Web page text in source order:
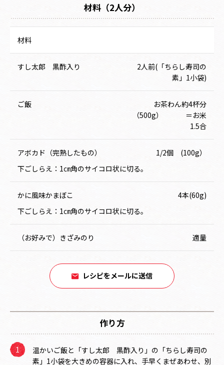
材料（2人分）
材料
すし太郎 黒酢入り
2人前(「ちらし寿司の
素」1小袋)
ご飯
お茶わん約4杯分
（500g） ＝お米
1.5合
アボカド（完熟したもの）
1/2個 (100g）
下ごしらえ：1㎝角のサイコロ状に切る。
かに風味かまぼこ
4本(60g)
下ごしらえ：1㎝角のサイコロ状に切る。
（お好みで）きざみのり 適量
レシピをメールに送信
作り方
温かいご飯と「すし太郎 黒酢入り」の「ちらし寿司の
素」1小袋を大きめの容器に入れ、手早くまぜあわせ、別